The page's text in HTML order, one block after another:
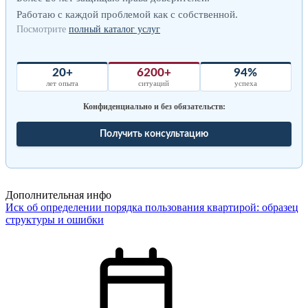
Работаю с каждой проблемой как с собственной.
Посмотрите полный каталог услуг
20+
лет опыта
6200+
ситуаций
94%
успеха
Конфиденциально и без обязательств:
Получить консультацию
Дополнительная инфо
Иск об определении порядка пользования квартирой: образец
структуры и ошибки